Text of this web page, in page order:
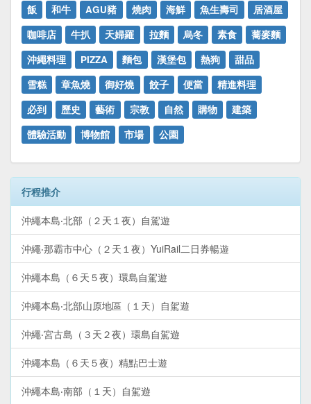
飯
和牛 AGU豬 燒肉 海鮮 魚生壽司
居酒屋
咖啡店
牛扒 天婦羅 拉麵 烏冬 素食
蕎麥麵
沖繩料理
PIZZA 麵包 漢堡包 熱狗
甜品
雪糕
章魚燒 御好燒 餃子 便當
精進料理
必到
歷史 藝術 宗教 自然 購物
建築
體驗活動
博物館 市場 公園
行程推介
沖繩本島‧北部（２天１夜）自駕遊
沖繩‧那霸市中心（２天１夜）YuiRail二日券暢遊
沖繩本島（６天５夜）環島自駕遊
沖繩本島‧北部山原地區（１天）自駕遊
沖繩‧宮古島（３天２夜）環島自駕遊
沖繩本島（６天５夜）精點巴士遊
沖繩本島‧南部（１天）自駕遊